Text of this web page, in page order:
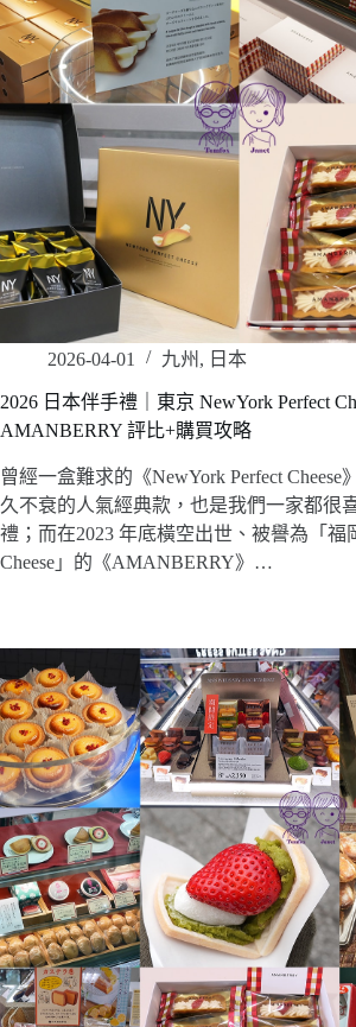
2026-04-01 九州 , 日本
2026 日本伴手禮｜東京 NewYork Perfect
AMANBERRY 評比+購買攻略
曾經一盒難求的《NewYork Perfect Cheese
久不衰的人氣經典款，也是我們一家都很
禮；而在2023 年底橫空出世、被譽為「福
Cheese」的《AMANBERRY》…